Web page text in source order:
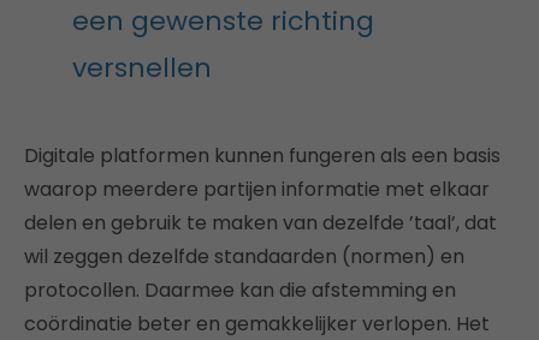
een gewenste richting
versnellen
Digitale platformen kunnen fungeren als een basis
waarop meerdere partijen informatie met elkaar
delen en gebruik te maken van dezelfde ’taal’, dat
wil zeggen dezelfde standaarden (normen) en
protocollen. Daarmee kan die afstemming en
coördinatie beter en gemakkelijker verlopen. Het